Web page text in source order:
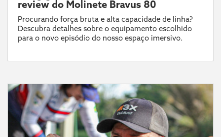
review do Molinete Bravus 80
Procurando força bruta e alta capacidade de linha?
Descubra detalhes sobre o equipamento escolhido
para o novo episódio do nosso espaço imersivo.